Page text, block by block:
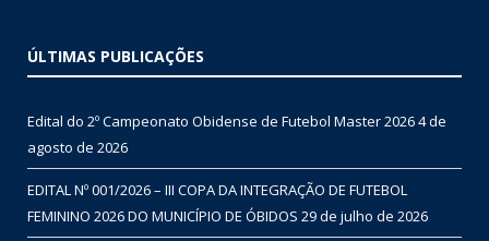
ÚLTIMAS PUBLICAÇÕES
Edital do 2º Campeonato Obidense de Futebol Master 20264 de
agosto de 2026
EDITAL Nº 001/2026 – III COPA DA INTEGRAÇÃO DE FUTEBOL
FEMININO 2026 DO MUNICÍPIO DE ÓBIDOS 29 de julho de 2026